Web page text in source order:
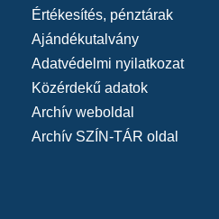
Értékesítés, pénztárak
Ajándékutalvány
Adatvédelmi nyilatkozat
Közérdekű adatok
Archív weboldal
Archív SZÍN-TÁR oldal